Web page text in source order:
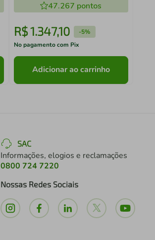
47.267 pontos
R$1.347,10 -5%
No pagamento com Pix
Adicionar ao carrinho
SAC
Informações, elogios e reclamações
0800 724 7220
Nossas Redes Sociais